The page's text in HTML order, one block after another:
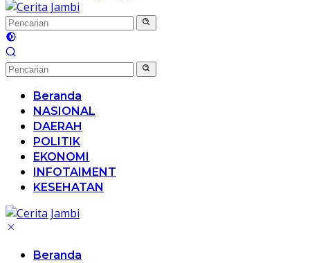
Beranda
NASIONAL
DAERAH
POLITIK
EKONOMI
INFOTAIMENT
KESEHATAN
Beranda